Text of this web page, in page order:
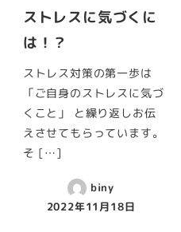
ストレスに気づくに
は！？
ストレス対策の第一歩は
「ご自身のストレスに気づ
くこと」 と繰り返しお伝
えさせてもらっています。
そ […]
biny
2022年11月18日